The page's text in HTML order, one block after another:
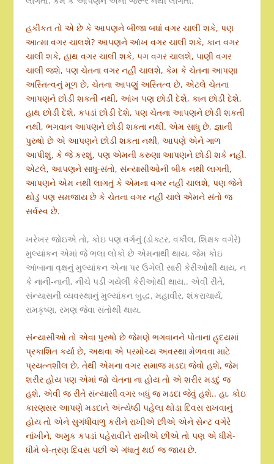
હકીકત તો એ છે કે આપણને બીજા બધાં વગર ચાલી શકે, પણ
આત્મા વગર ચાલશે? આપણને આંખ વગર ચાલી શકે, કાન વગર
ચાલી શકે, હાથ વગર ચાલી શકે, પગ વગર ચાલશે, પાણી વગર
ચાલી જશે, પણ ચેતના વગર નહીં ચાલશે, કેમ કે ચેતના આપણા
અસ્તિત્વનું મૂળ છે, ચેતના આપણું અસ્તિત્વ છે, એટલે ચેતના
આપણને છોડી શકતી નથી, આંખ પણ છોડી દેશે, કાન છોડી દેશે,
હાથ છોડી દેશે, કપડાં છોડી દેશે, પણ ચેતના આપણને છોડી શકતી
નથી, ભગવાન આપણને છોડી શકતા નથી. એમ સાધુ છે, જ્ઞાની
પુરુષો છે એ આપણને છોડી શકતા નથી, આપણે એને ગાળ
આપીશું, કે જે કરશું, પણ એમની કરુણા આપણને છોડી શકે નહીં.
એટલે, આપણને સાધુ-સંતો, સંન્યાસીઓની બીક નથી લાગતી,
આપણને એમ નથી લાગતું કે એમના વગર નહીં ચાલશે, પણ જેને
થોડું પણ સમજાય છે કે ચેતના વગર નહીં ચાલે એમને સંતો જ
સર્વસ્વ છે.
ખરેખર જોઇએ તો, કોઇ પણ વર્ગનું (ડોક્ટર, વકીલ, શિક્ષક વગેરે)
મુલ્યાંકન એમાં જે ભલા લોકો છે એમનાથી થાય, જેમ કોઇ
આંબાના વૃક્ષનું મુલ્યાંકન એના પર ઉગેલી સારી કેરીઓથી થાય, ન
કે નાની-નાની, નીચે પડી ગયેલી કેરીઓથી થાય.. એવી રીતે,
સંન્યાસની વ્યવસ્થાનું મુલ્યાંકન બુદ્ધ, મહાવીર, શંકરાચાર્ય,
રામકૃષ્ણ, રમણ જેવા સંતોથી થાય.
સંન્યાસીઓ તો એવા પુરુષો છે જેમણે ભગવાનને પોતાના હૃદયમાં
પ્રકાશિત કર્યા છે, અથવા એ પરમોચ્ય અવસ્થા મેળવવા માટે
પ્રયત્નશીલ છે, તેથી એમના વગર સમાજ મડદા જેવો હશે, જેમ
શરીર હોય પણ એમાં જો ચેતના ના હોય તો એ શરીર મડદું જ
હશે, એવી જ રીતે સંન્યાસી વગર બધું જ મડદા જેવું હશે.. હા, કોઇ
કારણસર આપણે મડદાને અંત્યેષ્ઠી પહેલા થોડા દિવસ રાખવાનું
હોય તો એને સુગંધીવાળુ કરીને રાખીએ છીએ એને સેન્ટ વગેરે
નાંખીને, અમુક કપડાં પહેરાવીને રાખીએ છીએ તો પણ એ ધીમે-
ધીમે બે-ત્રણ દિવસ પછી એ ગંધાતું થઈ જ જાય છે.